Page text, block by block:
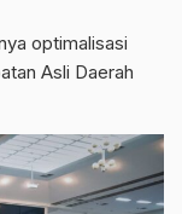
optimalisasi
Asli Daerah